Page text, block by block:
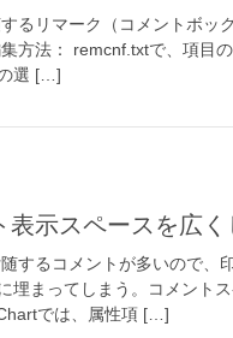
るリマーク（コメントボッ
方法： remcnf.txtで、項目
選 […]
表示スペースを広く
するコメントが多いので、
埋まってしまう。コメント
では、属性項 […]